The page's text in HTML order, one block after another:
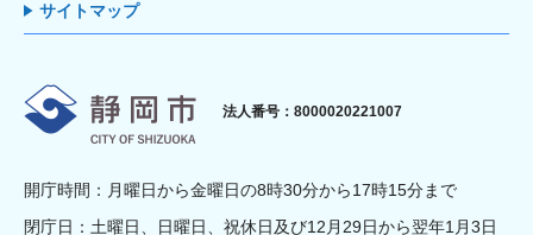
サイトマップ
静岡市
法人番号：8000020221007
開庁時間：月曜日から金曜日の8時30分から17時15分まで
閉庁日：土曜日、日曜日、祝休日及び12月29日から翌年1月3日